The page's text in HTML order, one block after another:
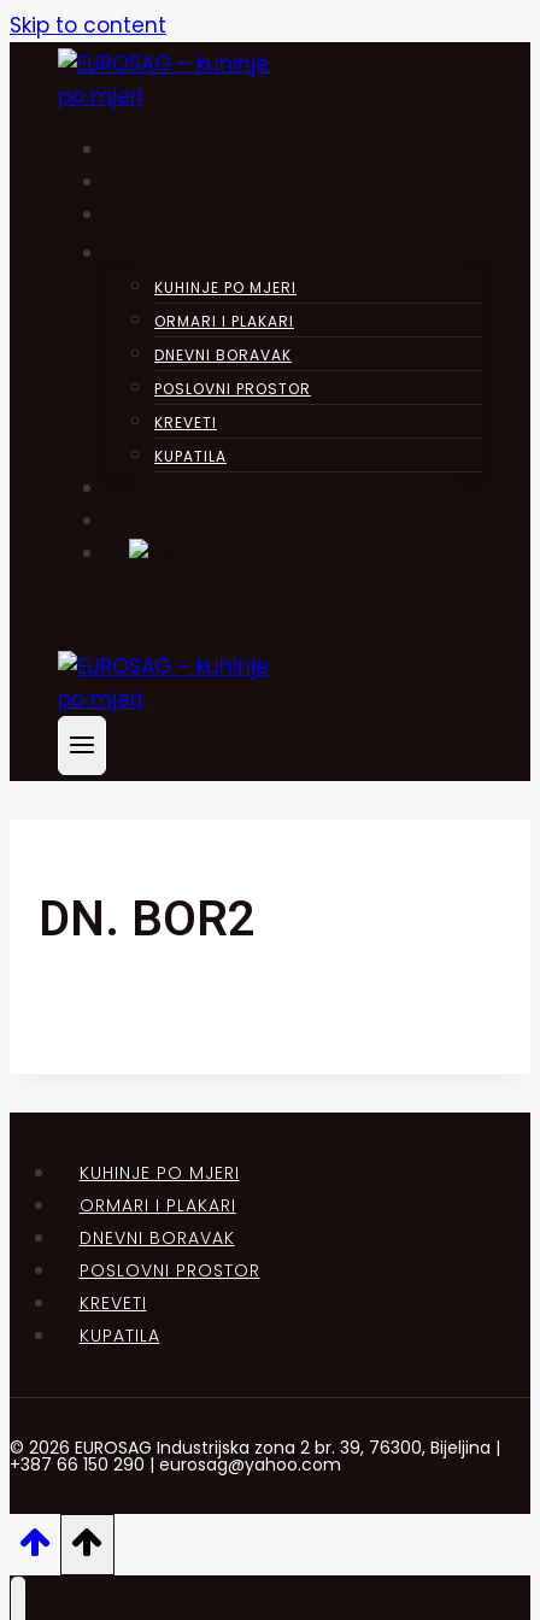
Skip to content
KUHINJE PO MJERI
ORMARI I PLAKARI
DNEVNI BORAVAK
POSLOVNI PROSTOR
KREVETI
KUPATILA
DN. BOR2
KUHINJE PO MJERI
ORMARI I PLAKARI
DNEVNI BORAVAK
POSLOVNI PROSTOR
KREVETI
KUPATILA
© 2026 EUROSAG Industrijska zona 2 br. 39, 76300, Bijeljina |
+387 66 150 290 | eurosag@yahoo.com